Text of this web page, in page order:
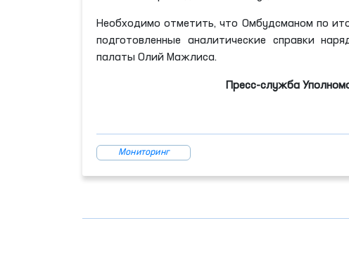
Необходимо отметить, что Омбудсманом по
подготовленные аналитические справки
палаты Олий Мажлиса.
Пресс-служба
Мониторинг